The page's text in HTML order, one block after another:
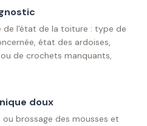
de l'état de la toiture : type de
état des ardoises,
de crochets manquants,
doux
ou brossage des mousses et